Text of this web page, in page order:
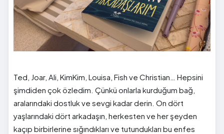
Ted, Joar, Ali, KimKim, Louisa, Fish ve Christian… Hepsini
şimdiden çok özledim. Çünkü onlarla kurduğum bağ,
aralarındaki dostluk ve sevgi kadar derin. On dört
yaşlarındaki dört arkadaşın, herkesten ve her şeyden
kaçıp birbirlerine sığındıkları ve tutundukları bu enfes